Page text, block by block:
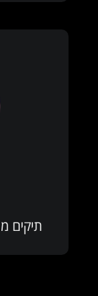
תיקים